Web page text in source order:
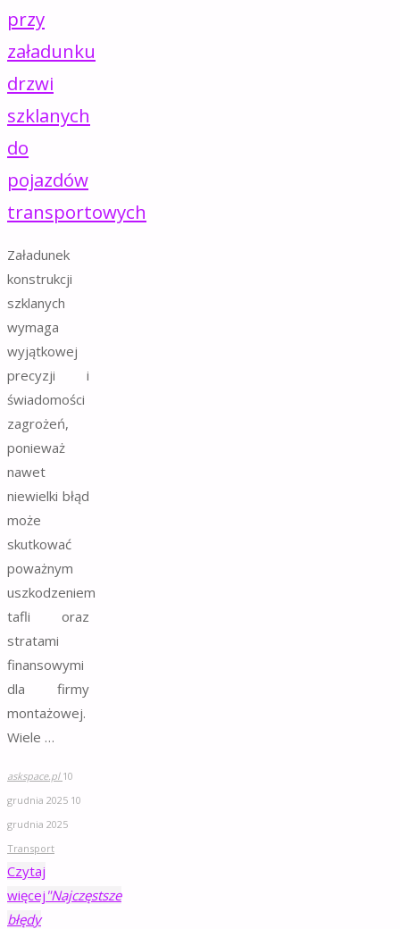
przy
załadunku
drzwi
szklanych
do
pojazdów
transportowych
Załadunek
konstrukcji
szklanych
wymaga
wyjątkowej
precyzji i
świadomości
zagrożeń,
ponieważ
nawet
niewielki błąd
może
skutkować
poważnym
uszkodzeniem
tafli oraz
stratami
finansowymi
dla firmy
montażowej.
Wiele …
askspace.pl 10
grudnia 2025 10
grudnia 2025
Transport
Czytaj
więcej "Najczęstsze
błędy